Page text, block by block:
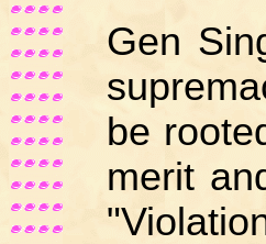
Gen
be
merit